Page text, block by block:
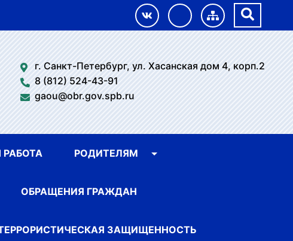
г. Санкт-Петербург, ул. Хасанская дом 4, корп.2
8 (812) 524-43-91
gaou@obr.gov.spb.ru
РОДИТЕЛЯМ
ОБРАЩЕНИЯ ГРАЖДАН
ЗАЩИЩЕННОСТЬ